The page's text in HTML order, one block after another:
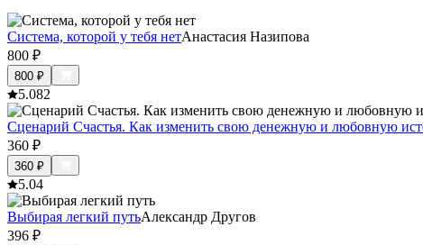
Система, которой у тебя нетАнастасия Назипова
800 ₽
800 ₽
5.082
Сценарий Счастья. Как изменить свою денежную и любовную
360 ₽
360 ₽
5.04
Выбирая легкий путьАлександр Другов
396 ₽